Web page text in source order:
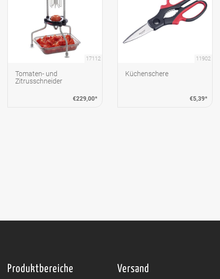
17112
Tomaten- und
Zitrusschneider
€229,00*
11902
Küchenschere
€5,39*
Produktbereiche Versand